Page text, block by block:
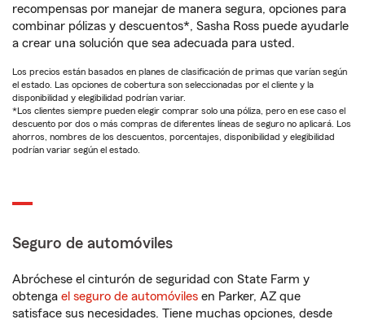
recompensas por manejar de manera segura, opciones para
combinar pólizas y descuentos*, Sasha Ross puede ayudarle
a crear una solución que sea adecuada para usted.
Los precios están basados en planes de clasificación de primas que varían según
el estado. Las opciones de cobertura son seleccionadas por el cliente y la
disponibilidad y elegibilidad podrían variar.
*Los clientes siempre pueden elegir comprar solo una póliza, pero en ese caso el
descuento por dos o más compras de diferentes líneas de seguro no aplicará. Los
ahorros, nombres de los descuentos, porcentajes, disponibilidad y elegibilidad
podrían variar según el estado.
Seguro de automóviles
Abróchese el cinturón de seguridad con State Farm y
obtenga el seguro de automóviles en Parker, AZ que
satisface sus necesidades. Tiene muchas opciones, desde